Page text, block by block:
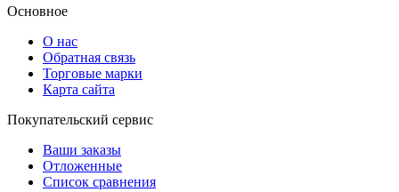
Основное
О нас
Обратная связь
Торговые марки
Карта сайта
Покупательский сервис
Ваши заказы
Отложенные
Список сравнения